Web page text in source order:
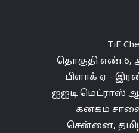
TiE
தொகுதி எண்.6,
பிளாக் ஏ -
ஐஐடிமெட்ராஸ்
கனகம்
சென்னை,